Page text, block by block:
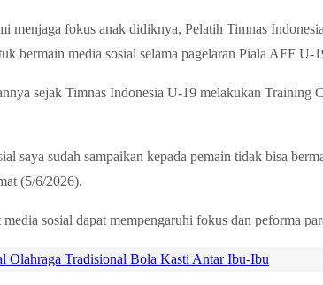
menjaga fokus anak didiknya, Pelatih Timnas
bermain media sosial selama pagelaran Piala AFF U-
sejak Timnas Indonesia U-19 melakukan Training
saya sudah sampaikan kepada pemain tidak bisa
(5/6/2026).
sosial dapat mempengaruhi fokus dan peforma
Olahraga Tradisional Bola Kasti Antar Ibu-Ibu